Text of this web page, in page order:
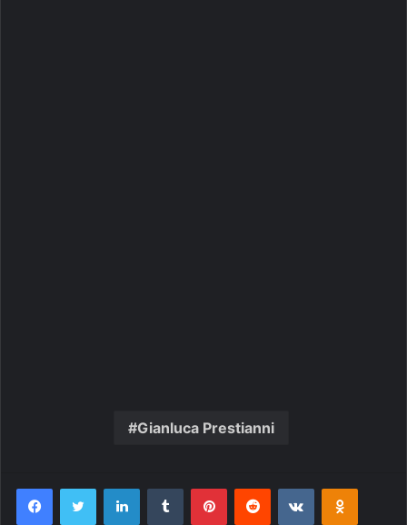
Gianluca Prestianni
FacebookTwitter LinkedinTumblr PinterestReddit VK OK